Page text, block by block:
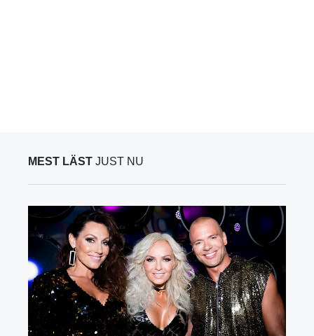
MEST LÄST JUST NU